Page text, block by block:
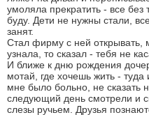
умоляла прекратить - все без
буду. Дети не нужны стали,
занят.
Стал фирму с ней открывать,
узнала, то сказал - тебя не
И ближе к дню рождения
мотай, где хочешь жить -
мне было больно, не сказать
следующий день смотрели и
слезы ручьем. Друзья